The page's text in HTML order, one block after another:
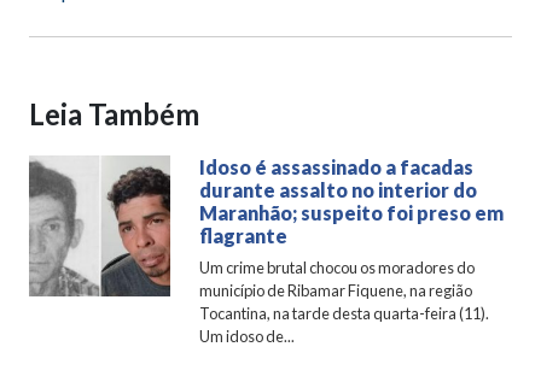
Leia Também
Idoso é assassinado a facadas
durante assalto no interior do
Maranhão; suspeito foi preso em
flagrante
Um crime brutal chocou os moradores do
município de Ribamar Fiquene, na região
Tocantina, na tarde desta quarta-feira (11).
Um idoso de...